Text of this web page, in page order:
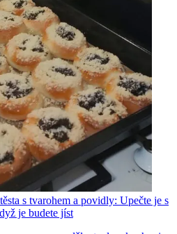
s tvarohem a povidly: Upečte je s
je budete jíst